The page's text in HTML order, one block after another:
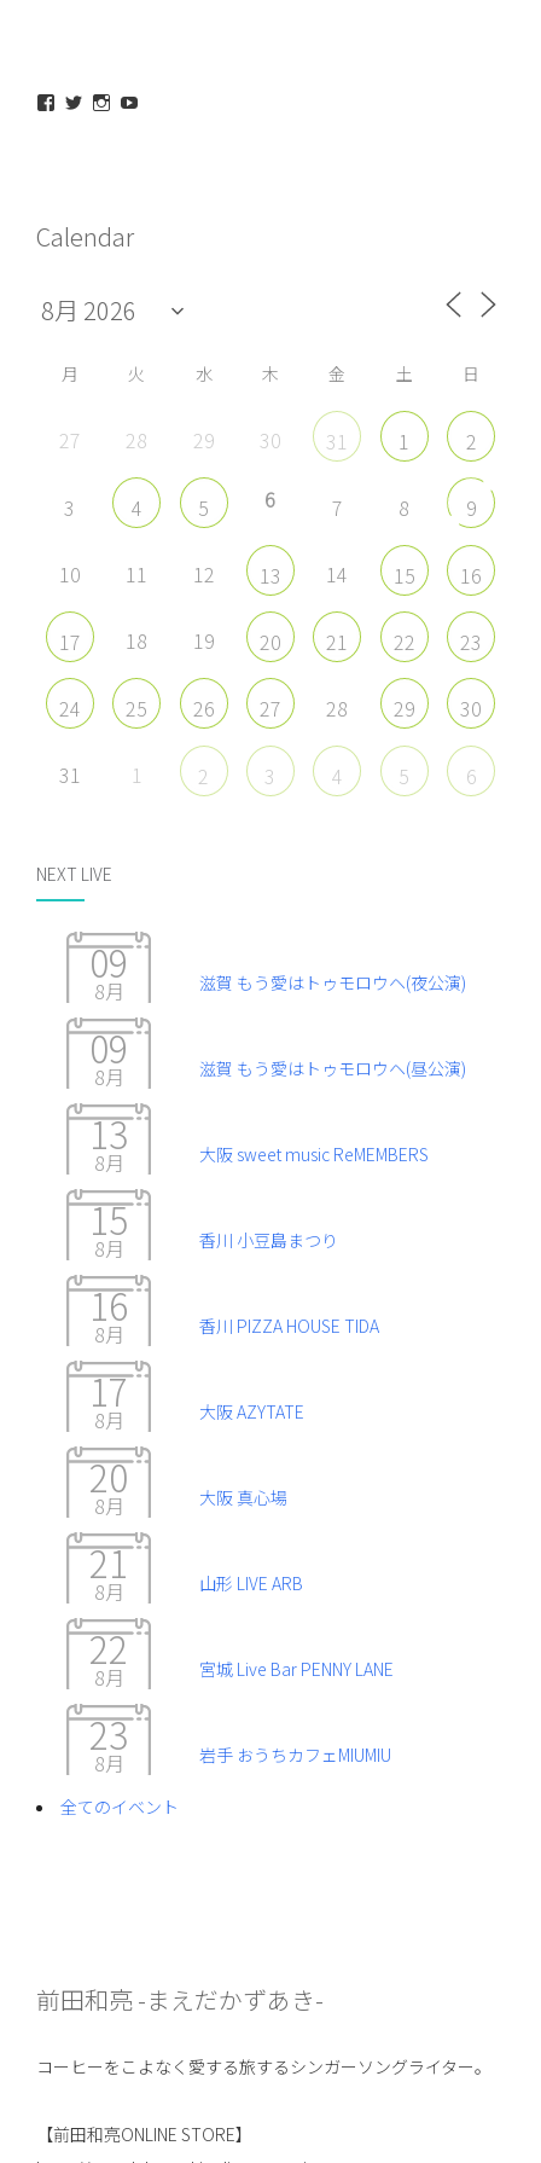
maeda_kazuaki@me.com
ィ
ー
を
Facebook
示
maedakazuaki
さ
ィ
ー
を
Twitter
maede_kazuaki
ィ
ー
を
Instagram
YouTube
示
Calendar
月 火 水 木 金 土 日
27 28 29 30 31 1 2
3 4 5 6 7 8 9
10 11 12 13 14 15 16
17 18 19 20 21 22 23
24 25 26 27 28 29 30
31 1 2 3 4 5 6
NEXT LIVE
09
8月 滋賀 もう愛はトゥモロウヘ(夜公演)
09
8月 滋賀 もう愛はトゥモロウヘ(昼公演)
13
8月 大阪 sweet music ReMEMBERS
15
8月 香川 小豆島まつり
16
8月 香川 PIZZA HOUSE TIDA
17
8月 大阪 AZYTATE
20
8月 大阪 真心場
21
8月 山形 LIVE ARB
22
8月 宮城 Live Bar PENNY LANE
23
8月 岩手 おうちカフェMIUMIU
全てのイベント
前田和亮 -まえだかずあき-
コーヒーをこよなく愛する旅するシンガーソングライター。
【前田和亮ONLINE STORE】